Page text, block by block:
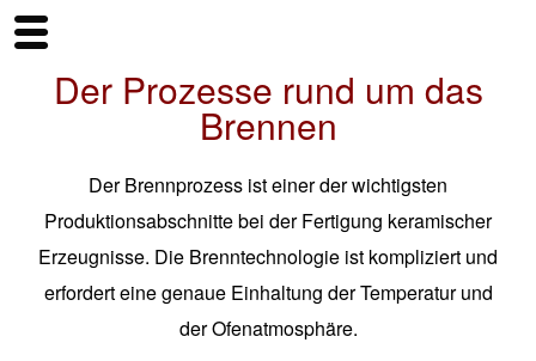
Der Prozesse rund um das
Brennen
Der Brennprozess ist einer der wichtigsten
Produktionsabschnitte bei der Fertigung keramischer
Erzeugnisse. Die Brenntechnologie ist kompliziert und
erfordert eine genaue Einhaltung der Temperatur und
der Ofenatmosphäre.